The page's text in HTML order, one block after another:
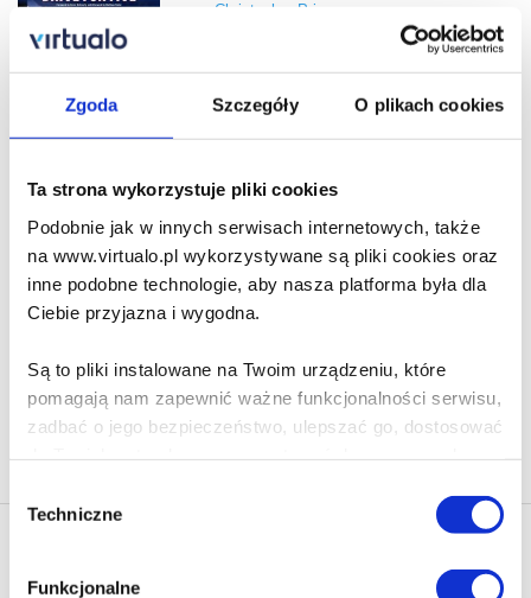
Zgoda Szczegóły O plikach cookies
Ta strona wykorzystuje pliki cookies
Podobnie jak w innych serwisach internetowych, także
na www.virtualo.pl wykorzystywane są pliki cookies oraz
inne podobne technologie, aby nasza platforma była dla
Ciebie przyjazna i wygodna.
Są to pliki instalowane na Twoim urządzeniu, które
pomagają nam zapewnić ważne funkcjonalności serwisu,
zadbać o jego bezpieczeństwo, ulepszać go, dostosować
Poza plikami, które są nam niezbędne do prawidłowego
i bezpiecznego działania serwisu - są także takie, które
zgody
Techniczne
Funkcjonalne
Christopher Price
106.90 zł
Do koszyka Na prezent
Sunset Mantle
Alter S. Reiss
58.90 zł
Do koszyka
Na stronie 40
Klikając ZAPISZ SIĘ, zgadzasz się na otrzymywanie informacji